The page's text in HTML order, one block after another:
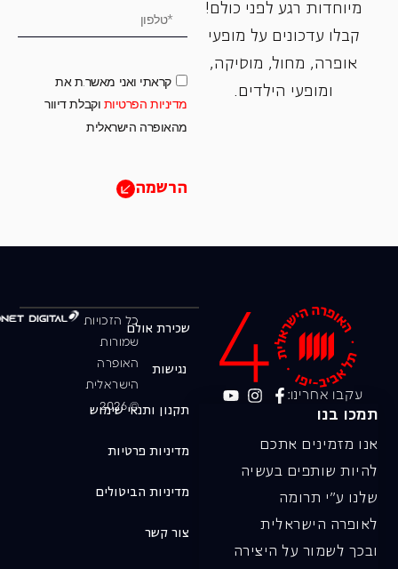
מיוחדות רגע לפני כולם!
קבלו עדכונים על מופעי
אופרה, ‏מחול, ‏מוסיקה,
ומופעי הילדים.
קראתי ואני מאשר.ת את
מדיניות הפרטיות וקבלת דיוור
מהאופרה הישראלית
הרשמה
עקבו אחרינו:
תמכו בנו
אנו מזמינים אתכם
להיות שותפים בעשיה
שלנו ע"י תרומה
לאופרה הישראלית
ובכך לשמור על היצירה
כל הזכויות
שמורות
האופרה
הישראלית
© 2026
שכירת אולם
נגישות
תקנון ותנאי שימוש
מדיניות פרטיות
מדיניות הביטולים
צור קשר